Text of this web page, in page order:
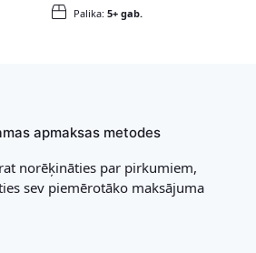
Palika:5+ gab.
apmaksas metodes
norēķināties par pirkumiem,
sev piemērotāko maksājuma